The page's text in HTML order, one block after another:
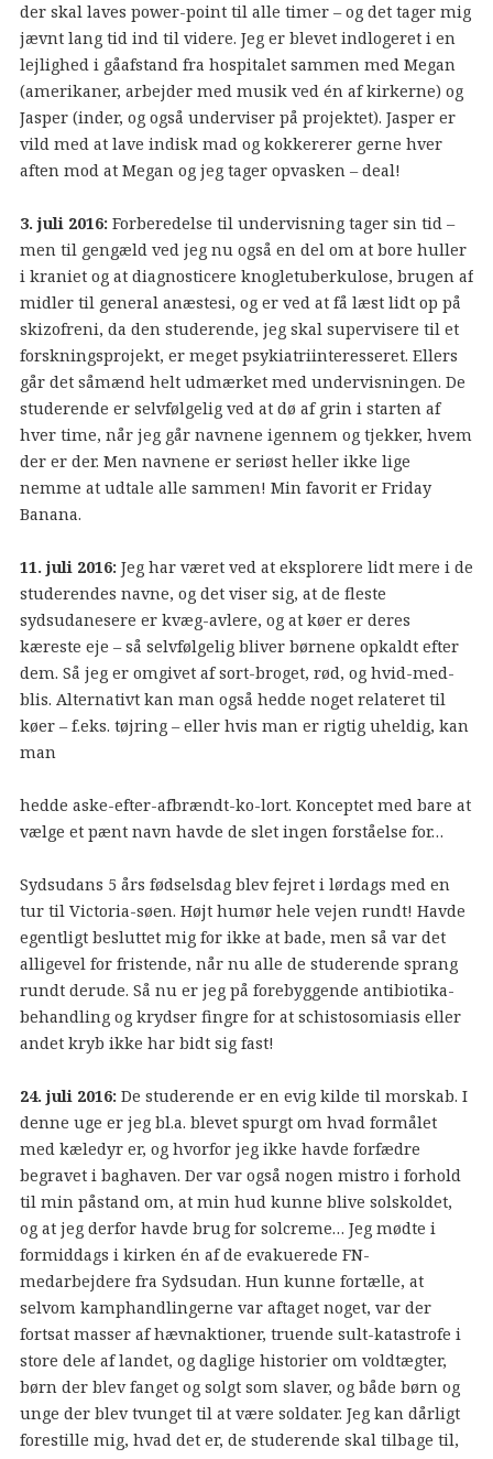
der skal laves power-point til alle timer – og det tager mig
jævnt lang tid ind til videre. Jeg er blevet indlogeret i en
lejlighed i gåafstand fra hospitalet sammen med Megan
(amerikaner, arbejder med musik ved én af kirkerne) og
Jasper (inder, og også underviser på projektet). Jasper er
vild med at lave indisk mad og kokkererer gerne hver
aften mod at Megan og jeg tager opvasken – deal!
3. juli 2016:Forberedelse til undervisning tager sin tid –
men til gengæld ved jeg nu også en del om at bore huller
i kraniet og at diagnosticere knogletuberkulose, brugen af
midler til general anæstesi, og er ved at få læst lidt op på
skizofreni, da den studerende, jeg skal supervisere til et
forskningsprojekt, er meget psykiatriinteresseret. Ellers
går det såmænd helt udmærket med undervisningen. De
studerende er selvfølgelig ved at dø af grin i starten af
hver time, når jeg går navnene igennem og tjekker, hvem
der er der. Men navnene er seriøst heller ikke lige
nemme at udtale alle sammen! Min favorit er Friday
Banana.
11. juli 2016:Jeg har været ved at eksplorere lidt mere i de
studerendes navne, og det viser sig, at de fleste
sydsudanesere er kvæg-avlere, og at køer er deres
kæreste eje – så selvfølgelig bliver børnene opkaldt efter
dem. Så jeg er omgivet af sort-broget, rød, og hvid-med-
blis. Alternativt kan man også hedde noget relateret til
køer – f.eks. tøjring – eller hvis man er rigtig uheldig, kan
man
hedde aske-efter-afbrændt-ko-lort. Konceptet med bare at
vælge et pænt navn havde de slet ingen forståelse for…
Sydsudans 5 års fødselsdag blev fejret i lørdags med en
tur til Victoria-søen. Højt humør hele vejen rundt! Havde
egentligt besluttet mig for ikke at bade, men så var det
alligevel for fristende, når nu alle de studerende sprang
rundt derude. Så nu er jeg på forebyggende antibiotika-
behandling og krydser fingre for at schistosomiasis eller
andet kryb ikke har bidt sig fast!
24. juli 2016:De studerende er en evig kilde til morskab. I
denne uge er jeg bl.a. blevet spurgt om hvad formålet
med kæledyr er, og hvorfor jeg ikke havde forfædre
begravet i baghaven. Der var også nogen mistro i forhold
til min påstand om, at min hud kunne blive solskoldet,
og at jeg derfor havde brug for solcreme… Jeg mødte i
formiddags i kirken én af de evakuerede FN-
medarbejdere fra Sydsudan. Hun kunne fortælle, at
selvom kamphandlingerne var aftaget noget, var der
fortsat masser af hævnaktioner, truende sult-katastrofe i
store dele af landet, og daglige historier om voldtægter,
børn der blev fanget og solgt som slaver, og både børn og
unge der blev tvunget til at være soldater. Jeg kan dårligt
forestille mig, hvad det er, de studerende skal tilbage til,